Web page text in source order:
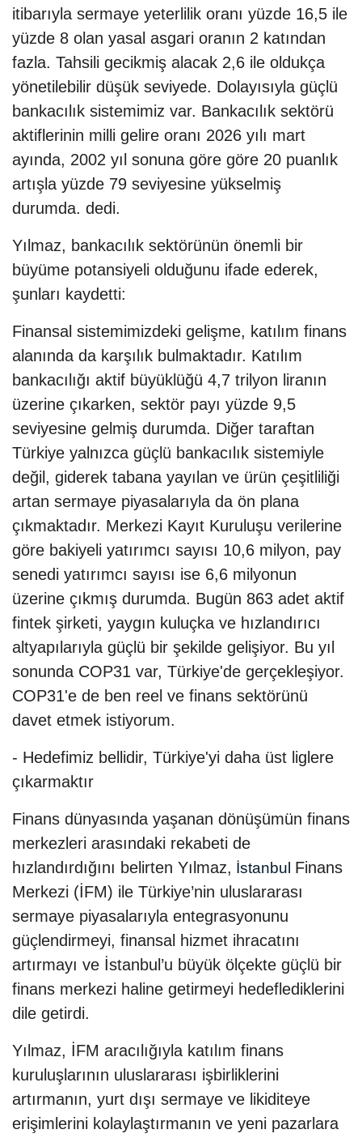
itibarıyla sermaye yeterlilik oranı yüzde 16,5 ile
yüzde 8 olan yasal asgari oranın 2 katından
fazla. Tahsili gecikmiş alacak 2,6 ile oldukça
yönetilebilir düşük seviyede. Dolayısıyla güçlü
bankacılık sistemimiz var. Bankacılık sektörü
aktiflerinin milli gelire oranı 2026 yılı mart
ayında, 2002 yıl sonuna göre göre 20 puanlık
artışla yüzde 79 seviyesine yükselmiş
durumda. dedi.
Yılmaz, bankacılık sektörünün önemli bir
büyüme potansiyeli olduğunu ifade ederek,
şunları kaydetti:
Finansal sistemimizdeki gelişme, katılım finans
alanında da karşılık bulmaktadır. Katılım
bankacılığı aktif büyüklüğü 4,7 trilyon liranın
üzerine çıkarken, sektör payı yüzde 9,5
seviyesine gelmiş durumda. Diğer taraftan
Türkiye yalnızca güçlü bankacılık sistemiyle
değil, giderek tabana yayılan ve ürün çeşitliliği
artan sermaye piyasalarıyla da ön plana
çıkmaktadır. Merkezi Kayıt Kuruluşu verilerine
göre bakiyeli yatırımcı sayısı 10,6 milyon, pay
senedi yatırımcı sayısı ise 6,6 milyonun
üzerine çıkmış durumda. Bugün 863 adet aktif
fintek şirketi, yaygın kuluçka ve hızlandırıcı
altyapılarıyla güçlü bir şekilde gelişiyor. Bu yıl
sonunda COP31 var, Türkiye'de gerçekleşiyor.
COP31'e de ben reel ve finans sektörünü
davet etmek istiyorum.
- Hedefimiz bellidir, Türkiye'yi daha üst liglere
çıkarmaktır
Finans dünyasında yaşanan dönüşümün finans
merkezleri arasındaki rekabeti de
hızlandırdığını belirten Yılmaz, İstanbul Finans
Merkezi (İFM) ile Türkiye’nin uluslararası
sermaye piyasalarıyla entegrasyonunu
güçlendirmeyi, finansal hizmet ihracatını
artırmayı ve İstanbul’u büyük ölçekte güçlü bir
finans merkezi haline getirmeyi hedeflediklerini
dile getirdi.
Yılmaz, İFM aracılığıyla katılım finans
kuruluşlarının uluslararası işbirliklerini
artırmanın, yurt dışı sermaye ve likiditeye
erişimlerini kolaylaştırmanın ve yeni pazarlara